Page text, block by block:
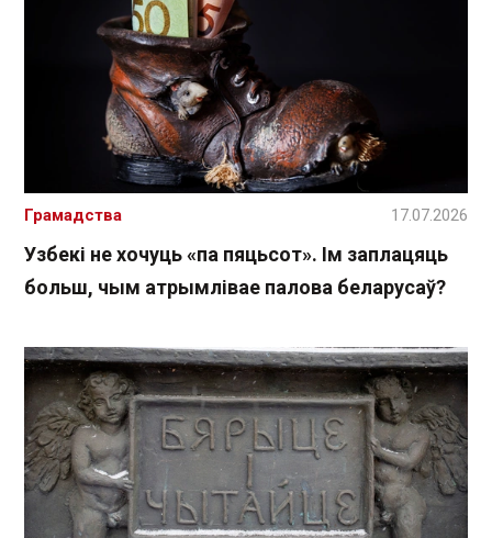
Узбекі не хочуць «па пяцьсот». Ім заплацяць
больш, чым атрымлівае палова беларусаў?
Грамадства 17.07.2026